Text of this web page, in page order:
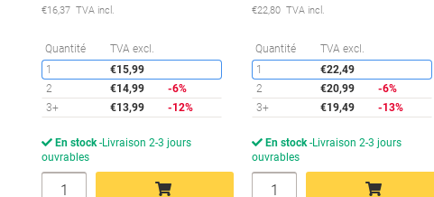
€16,37 TVA incl.
Quantité TVA excl.
Économies
1
€15,99
2
€14,99
-6%
3+
€13,99 -12%
En stock Livraison 2-3 jours
ouvrables
Quantité
€22,80 TVA incl.
Quantité TVA excl.
1
€22,49
2
€20,99
-6%
3+
€19,49 -13%
En stock Livraison 2-3 jours
ouvrables
Quantité